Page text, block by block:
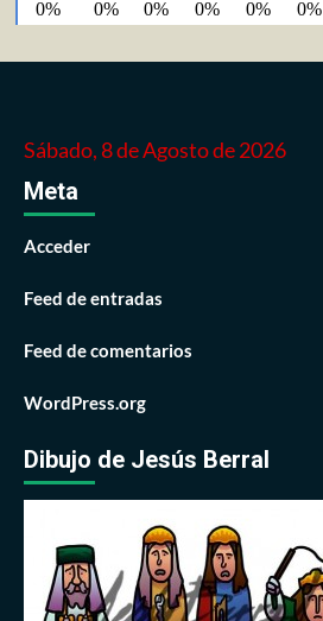
Sábado, 8 de Agosto de 2026
Meta
Acceder
Feed de entradas
Feed de comentarios
WordPress.org
Dibujo de Jesús Berral